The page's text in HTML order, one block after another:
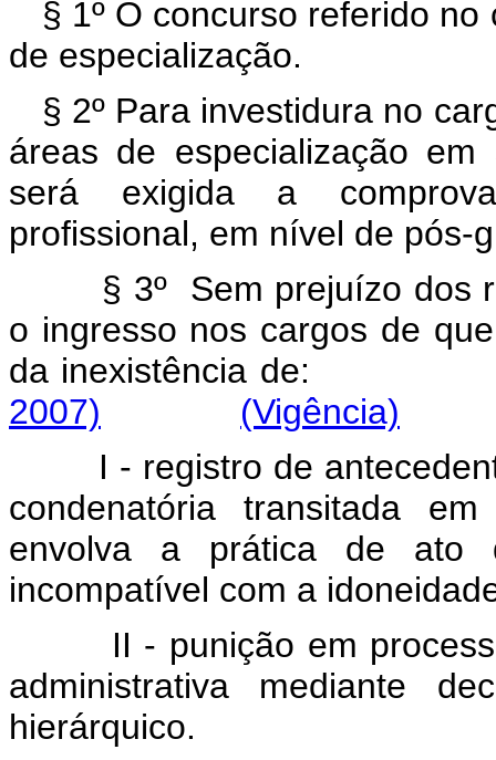
§ 1º O concurso referido
de especialização.
§ 2º Para investidura no
áreas de especialização
será exigida a
profissional, em nível de pós-
§ 3º
Sem prejuízo dos
o ingresso nos cargos de que
da inexistência
2007)
(Vigência)
I - registro de
condenatória
transitada
em
envolva
a prática de ato
incompatível com a
II - punição em
administrativa
mediante
hierárquico.